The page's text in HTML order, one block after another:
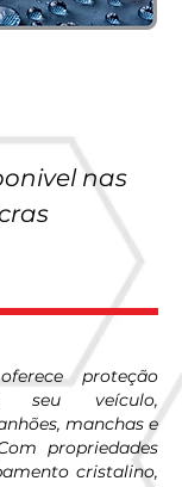
nas
proteção
seu veículo,
manchas e
propriedades
cristalino,